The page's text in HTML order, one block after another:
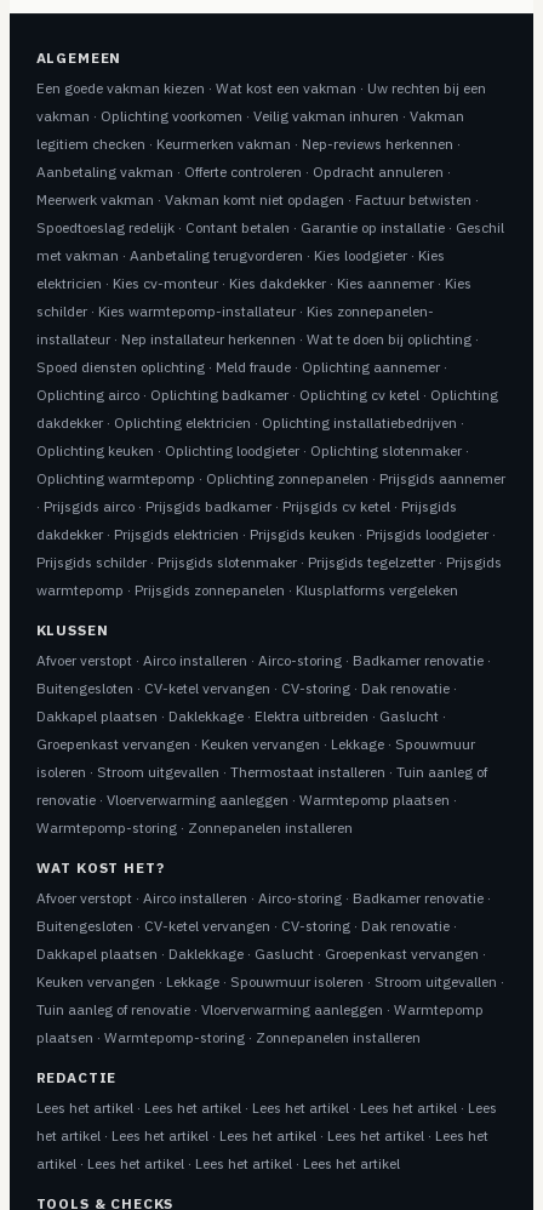
ALGEMEEN
Een goede vakman kiezen · Wat kost een vakman · Uw rechten bij een
vakman · Oplichting voorkomen · Veilig vakman inhuren · Vakman
legitiem checken · Keurmerken vakman · Nep-reviews herkennen ·
Aanbetaling vakman · Offerte controleren · Opdracht annuleren ·
Meerwerk vakman · Vakman komt niet opdagen · Factuur betwisten ·
Spoedtoeslag redelijk· Contant betalen · Garantie op installatie· Geschil
met vakman · Aanbetaling terugvorderen · Kies loodgieter· Kies
elektricien · Kies cv-monteur· Kies dakdekker· Kies aannemer· Kies
schilder· Kies warmtepomp-installateur· Kies zonnepanelen-
installateur· Nep installateur herkennen · Wat te doen bij oplichting·
Spoed diensten oplichting· Meld fraude· Oplichting aannemer·
Oplichting airco· Oplichting badkamer· Oplichting cv ketel · Oplichting
dakdekker· Oplichting elektricien · Oplichting installatiebedrijven ·
Oplichting keuken · Oplichting loodgieter· Oplichting slotenmaker·
Oplichting warmtepomp · Oplichting zonnepanelen · Prijsgids aannemer
· Prijsgids airco· Prijsgids badkamer· Prijsgids cv ketel · Prijsgids
dakdekker· Prijsgids elektricien · Prijsgids keuken · Prijsgids loodgieter·
Prijsgids schilder· Prijsgids slotenmaker· Prijsgids tegelzetter· Prijsgids
warmtepomp · Prijsgids zonnepanelen · Klusplatforms vergeleken
KLUSSEN
Afvoer verstopt· Airco installeren · Airco-storing· Badkamer renovatie·
Buitengesloten · CV-ketel vervangen · CV-storing· Dak renovatie·
Dakkapel plaatsen · Daklekkage· Elektra uitbreiden · Gaslucht·
Groepenkast vervangen · Keuken vervangen · Lekkage· Spouwmuur
isoleren · Stroom uitgevallen · Thermostaat installeren · Tuin aanleg of
renovatie· Vloerverwarming aanleggen · Warmtepomp plaatsen ·
Warmtepomp-storing· Zonnepanelen installeren
WAT KOST HET?
Afvoer verstopt· Airco installeren · Airco-storing· Badkamer renovatie·
Buitengesloten · CV-ketel vervangen · CV-storing· Dak renovatie·
Dakkapel plaatsen · Daklekkage· Gaslucht· Groepenkast vervangen ·
Keuken vervangen · Lekkage· Spouwmuur isoleren · Stroom uitgevallen ·
Tuin aanleg of renovatie· Vloerverwarming aanleggen · Warmtepomp
plaatsen · Warmtepomp-storing· Zonnepanelen installeren
REDACTIE
Lees het artikel · Lees het artikel · Lees het artikel · Lees het artikel · Lees
het artikel · Lees het artikel · Lees het artikel · Lees het artikel · Lees het
artikel · Lees het artikel · Lees het artikel · Lees het artikel
TOOLS & CHECKS